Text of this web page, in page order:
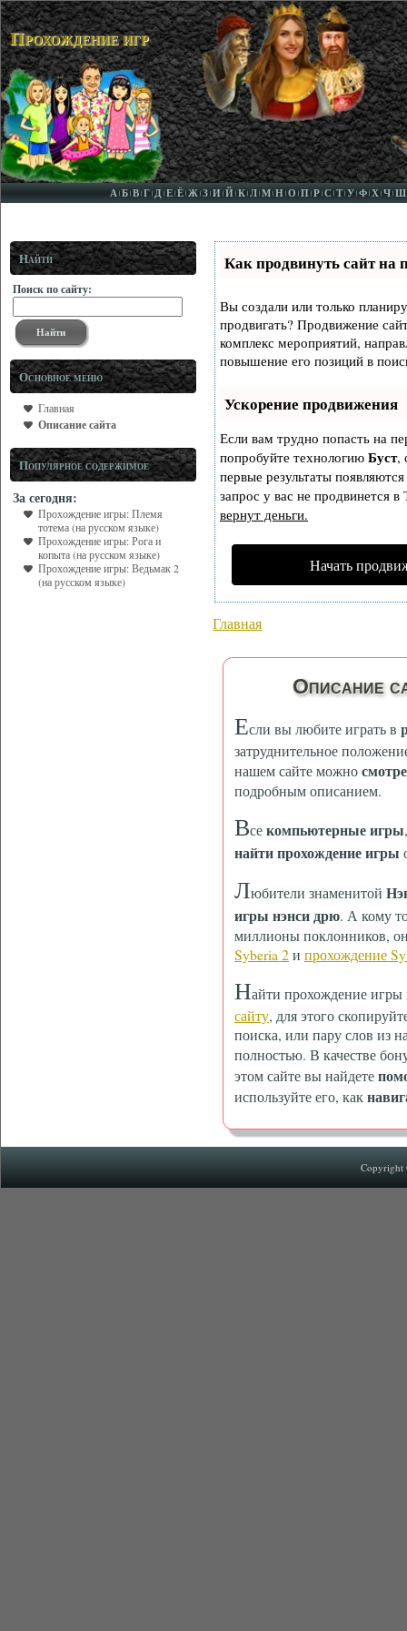
Прохождение игр
А Б В Г Д Е Ё Ж З И Й К Л М Н О П Р С Т У Ф Х Ч Ш
Найти
Поиск по сайту:
Основное меню
Главная
Описание сайта
Популярное содержимое
За сегодня:
Прохождение игры: Племя
тотема (на русском языке)
Прохождение игры: Рога и
копыта (на русском языке)
Прохождение игры: Ведьмак 2
(на русском языке)
Как продвинуть сайт на
Вы создали или только
продвигать? Продвижение
комплекс мероприятий,
повышение его позиций в
Ускорение продвижения
Если вам трудно попасть на
попробуйте технологию Буст,
первые результаты
запрос у вас не продвинется
вернут деньги.
Начать
Главная
Описание
Если вы любите играть в
затруднительное
нашем сайте можно
подробным описанием.
Всекомпьютерные игры
найти прохождение игры
Любители знаменитой
игры нэнси дрю. А кому
миллионы поклонников,
Syberia 2и прохождение
Найти прохождение
сайту, для этого
поиска, или пару слов из
полностью. В качестве
этом сайте вы найдете
используйте его, как